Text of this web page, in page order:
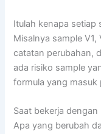
Itulah kenapa setiap
Misalnya sample
catatan perubahan,
ada risiko sample
formula yang masuk
Saat bekerja
Apa yang berubah